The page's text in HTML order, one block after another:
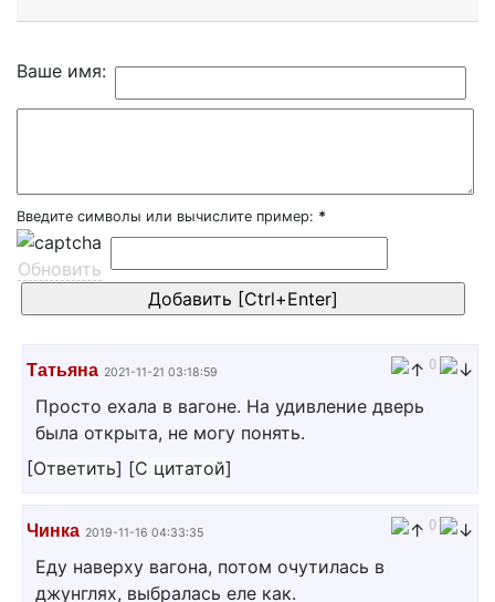
Ваше имя:
Введите символы или вычислите пример: *
Обновить
Татьяна 2021-11-21 03:18:59 0
Просто ехала в вагоне. На удивление дверь
была открыта, не могу понять.
[Ответить] [С цитатой]
Чинка 2019-11-16 04:33:35 0
Еду наверху вагона, потом очутилась в
джунглях, выбралась еле как.